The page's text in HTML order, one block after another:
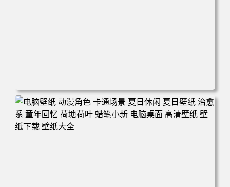
电脑壁纸 二次元角色 动漫角色 女帝 波雅·汉库克 波雅汉库
克 海贼王 电脑桌面 高清壁纸 壁纸下载 壁纸大全